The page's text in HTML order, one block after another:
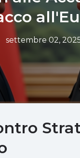
settembre 02,